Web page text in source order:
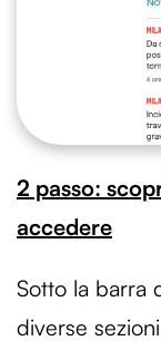
2 passo:
accedere
Sotto la barra
diverse